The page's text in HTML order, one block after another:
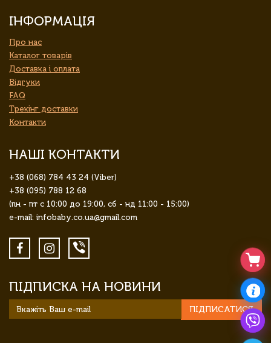
ІНФОРМАЦІЯ
Про нас
Каталог товарів
Доставка і оплата
Відгуки
FAQ
Трекінг доставки
Контакти
НАШІ КОНТАКТИ
+38 (068) 784 43 24 (Viber)
+38 (095) 788 12 68
(пн - пт с 10:00 до 19:00, сб - нд 11:00 - 15:00)
e-mail: infobaby.co.ua@gmail.com
ПІДПИСКА НА НОВИНИ
ПІДПИСАТИСЯ